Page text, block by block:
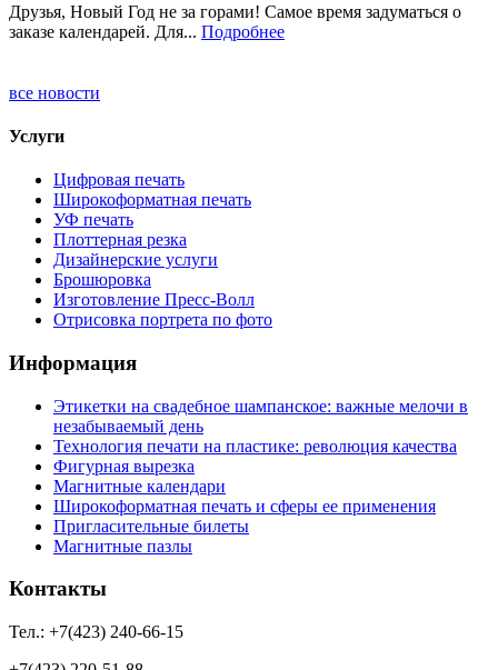
Друзья, Новый Год не за горами! Самое время задуматься о
заказе календарей. Для... Подробнее
все новости
Услуги
Цифровая печать
Широкоформатная печать
УФ печать
Плоттерная резка
Дизайнерские услуги
Брошюровка
Изготовление Пресс-Волл
Отрисовка портрета по фото
Информация
Этикетки на свадебное шампанское: важные мелочи в
незабываемый день
Технология печати на пластике: революция качества
Фигурная вырезка
Магнитные календари
Широкоформатная печать и сферы ее применения
Пригласительные билеты
Магнитные пазлы
Контакты
Тел.: +7(423) 240-66-15